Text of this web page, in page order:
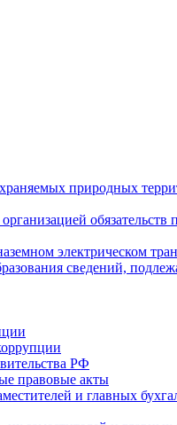
природных
обязательств
электрическом
сведений,
РФ
правовые акты
и главных